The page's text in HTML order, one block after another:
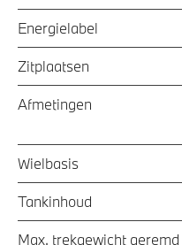
Energielabel
Zitplaatsen
Afmetingen
Wielbasis
Tankinhoud
Max. trekgewicht geremd